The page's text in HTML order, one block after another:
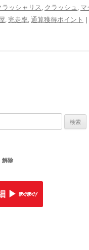
ラッシャリス, クラッシュ, マ
, 完走率,通算獲得ポイント
解除
▶︎